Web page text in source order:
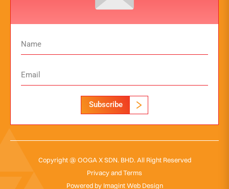
Subscribe
Copyright @ OOGA X SDN. BHD. All Right Reserved
Privacy and Terms
Powered by Imagint Web Design